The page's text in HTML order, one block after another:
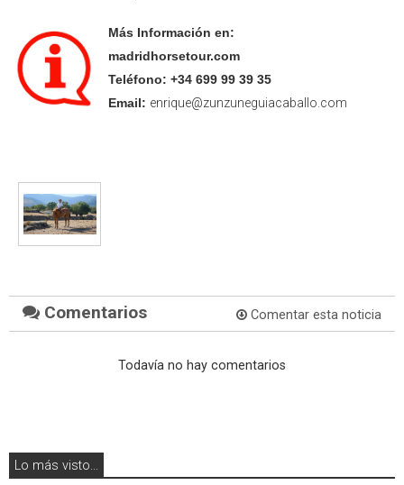
Más Información en:
madridhorsetour.com
Teléfono: +34 699 99 39 35
Email: enrique@zunzuneguiacaballo.com
Comentarios Comentar esta noticia
Todavía no hay comentarios
Lo más visto...